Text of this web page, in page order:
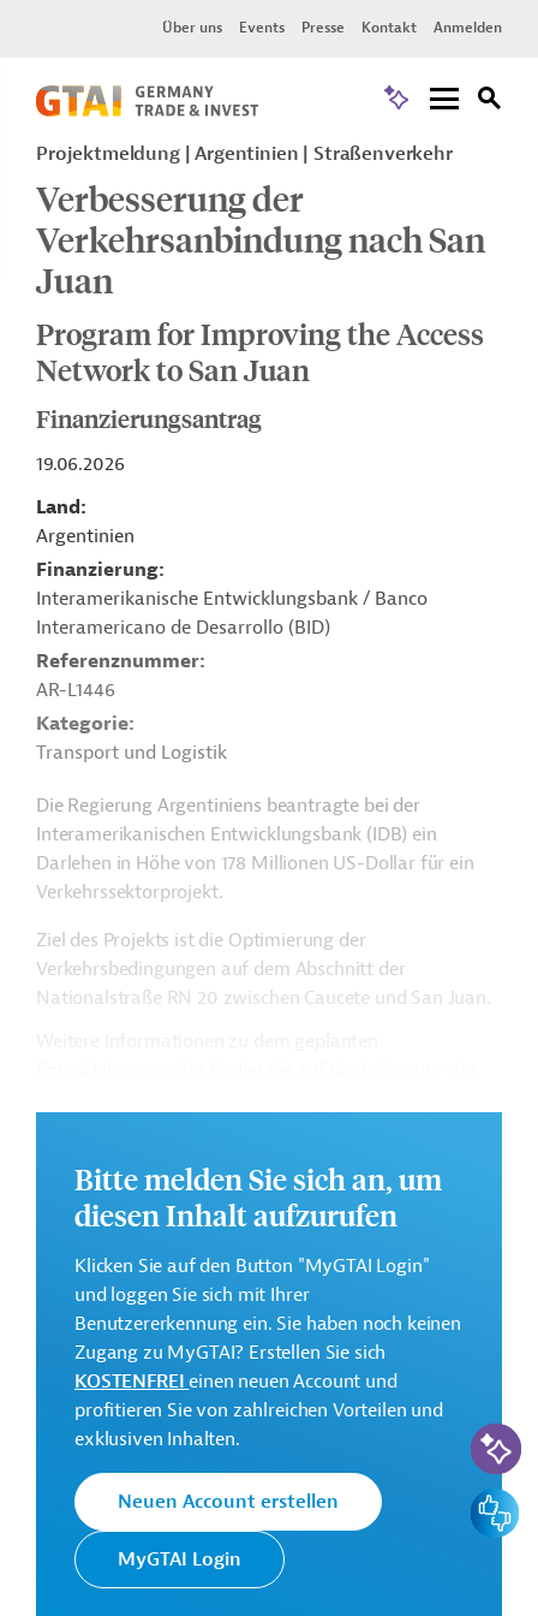
Über uns Events Presse Kontakt Anmelden
Projektmeldung Argentinien Straßenverkehr
Verbesserung der
Verkehrsanbindung nach San
Juan
Program for Improving the Access
Network to San Juan
Finanzierungsantrag
19.06.2026
Land
Argentinien
Finanzierung
Interamerikanische Entwicklungsbank / Banco
Interamericano de Desarrollo (BID)
Referenznummer
AR-L1446
Kategorie
Transport und Logistik
Die Regierung Argentiniens beantragte bei der
Interamerikanischen Entwicklungsbank (IDB) ein
Darlehen in Höhe von 178 Millionen US-Dollar für ein
Verkehrssektorprojekt.
Ziel des Projekts ist die Optimierung der
Verkehrsbedingungen auf dem Abschnitt der
Nationalstraße RN 20 zwischen Caucete und San Juan.
und praktische Hinweise zur Geschäftsanbahnung.
Geberbeitrag:
Kontaktadresse
Interamerikanische
Entwicklungsbank
(IDB)
multilaterale
Finanzierungsinstitution für
Entwicklungsprojekte in der
Region Lateinamerika und
Karibik.
Bitte melden Sie sich an, um
diesen Inhalt aufzurufen
Klicken Sie auf den Button "MyGTAI Login"
und loggen Sie sich mit Ihrer
Benutzererkennung ein. Sie haben noch keinen
Zugang zu MyGTAI? Erstellen Sie sich
KOSTENFREIeinen neuen Account und
profitieren Sie von zahlreichen Vorteilen und
exklusiven Inhalten.
Neuen Account erstellen
MyGTAI Login
KI-